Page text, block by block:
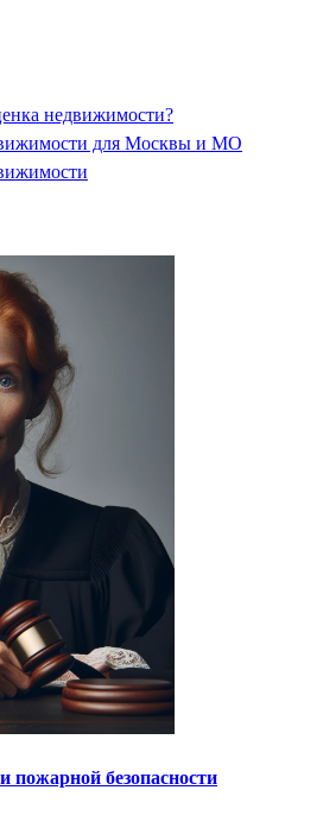
недвижимости?
для Москвы и МО
пожарной безопасности